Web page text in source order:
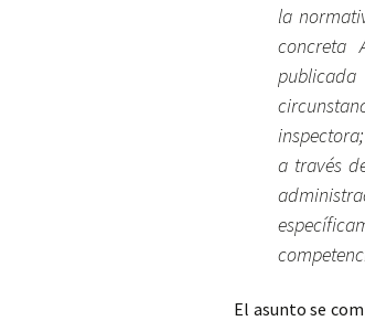
la
concreta
a través
El asunto se